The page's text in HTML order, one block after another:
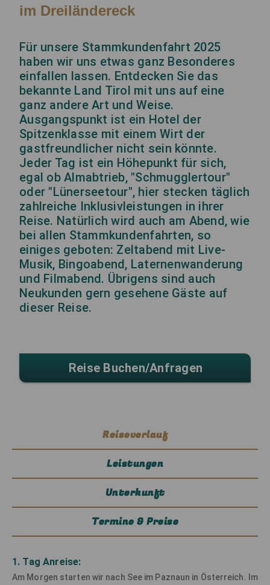
im Dreiländereck
Für unsere Stammkundenfahrt 2025
haben wir uns etwas ganz Besonderes
einfallen lassen. Entdecken Sie das
bekannte Land Tirol mit uns auf eine
ganz andere Art und Weise.
Ausgangspunkt ist ein Hotel der
Spitzenklasse mit einem Wirt der
gastfreundlicher nicht sein könnte.
Jeder Tag ist ein Höhepunkt für sich,
egal ob Almabtrieb, "Schmugglertour"
oder "Lünerseetour", hier stecken täglich
zahlreiche Inklusivleistungen in ihrer
Reise. Natürlich wird auch am Abend, wie
bei allen Stammkundenfahrten, so
einiges geboten: Zeltabend mit Live-
Musik, Bingoabend, Laternenwanderung
und Filmabend. Übrigens sind auch
Neukunden gern gesehene Gäste auf
dieser Reise.
Reise Buchen/anfragen
Reiseverlauf
Leistungen
Unterkunft
Termine & Preise
1. Tag Anreise:
Am Morgen starten wir nach See im Paznaun in Österreich. Im